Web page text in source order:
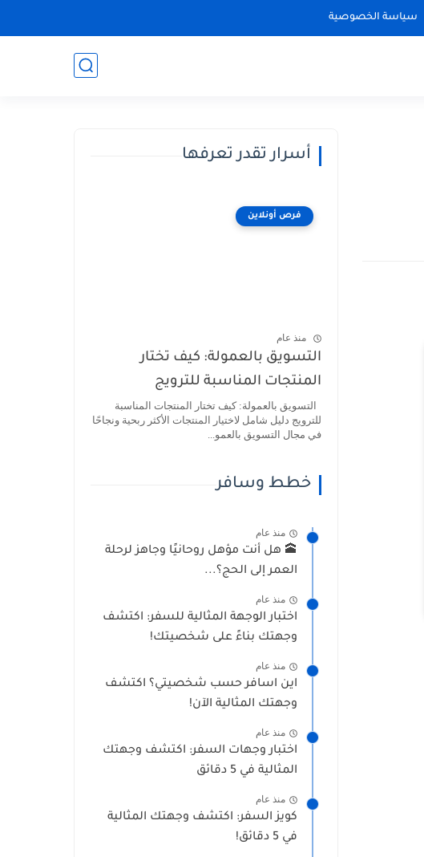
سياسة الخصوصية
أسرار تقدر تعرفها
فرص أونلاين
منذ عام
التسويق بالعمولة: كيف تختار
المنتجات المناسبة للترويج
التسويق بالعمولة: كيف تختار المنتجات المناسبة
للترويج دليل شامل لاختيار المنتجات الأكثر ربحية ونجاحًا
في مجال التسويق بالعمو...
خطط وسافر
منذ عام
🕋 هل أنت مؤهل روحانيًا وجاهز لرحلة
العمر إلى الحج؟...
منذ عام
اختبار الوجهة المثالية للسفر: اكتشف
وجهتك بناءً على شخصيتك!
منذ عام
اين اسافر حسب شخصيتي؟ اكتشف
وجهتك المثالية الآن!
منذ عام
اختبار وجهات السفر: اكتشف وجهتك
المثالية في 5 دقائق
منذ عام
كويز السفر: اكتشف وجهتك المثالية
في 5 دقائق!